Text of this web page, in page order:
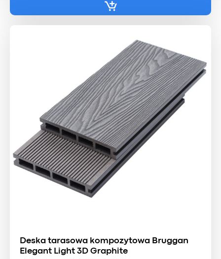
Deska tarasowa kompozytowa Bruggan
Elegant Light 3D Graphite